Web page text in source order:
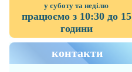
у суботу та неділю
працюємо з 10:30 до 15
години
контакти